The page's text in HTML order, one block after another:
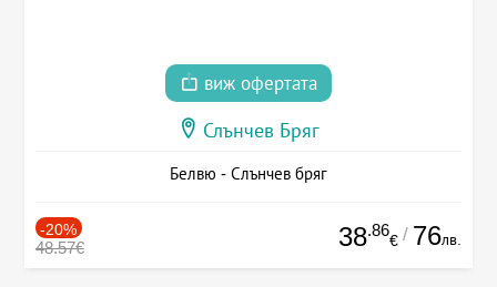
виж офертата
Слънчев Бряг
Белвю - Слънчев бряг
-20%
48.57€ 38.86
€ / 76лв.